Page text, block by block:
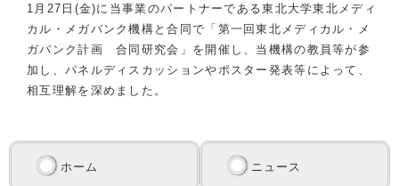
1月27日(金)に当事業のパートナーである東北大学東北メディ
カル・メガバンク機構と合同で「第一回東北メディカル・メ
ガバンク計画 合同研究会」を開催し、当機構の教員等が参
加し、パネルディスカッションやポスター発表等によって、
相互理解を深めました。
ホーム ニュース